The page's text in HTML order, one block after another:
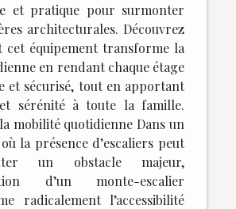
et pratique pour surmonter
architecturales. Découvrez
cet équipement transforme la
en rendant chaque étage
et sécurisé, tout en apportant
sérénité à toute la famille.
mobilité quotidienne Dans un
la présence d’escaliers peut
un obstacle majeur,
d’un monte-escalier
radicalement l’accessibilité